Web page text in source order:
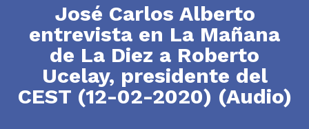
José Carlos Alberto
entrevista en La Mañana
de La Diez a Roberto
Ucelay, presidente del
CEST (12-02-2020) (Audio)